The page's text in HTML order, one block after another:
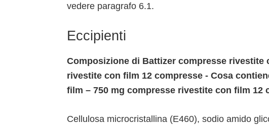
vedere paragrafo 6.1.
Eccipienti
Composizione di Battizer compresse rivestite
rivestite con film 12 compresse - Cosa
film – 750 mg compresse rivestite con film 12
Cellulosa microcristallina (E460), sodio amido